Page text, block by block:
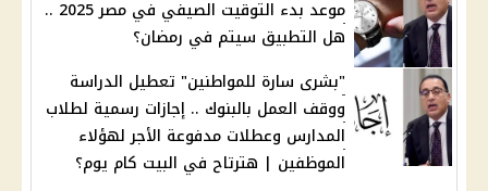
موعد بدء التوقيت الصيفي في مصر 2025 ..
هل التطبيق سيتم في رمضان؟
"بشرى سارة للمواطنين" تعطيل الدراسة
ووقف العمل بالبنوك .. إجازات رسمية لطلاب
المدارس وعطلات مدفوعة الأجر لهؤلاء
الموظفين | هترتاح في البيت كام يوم؟